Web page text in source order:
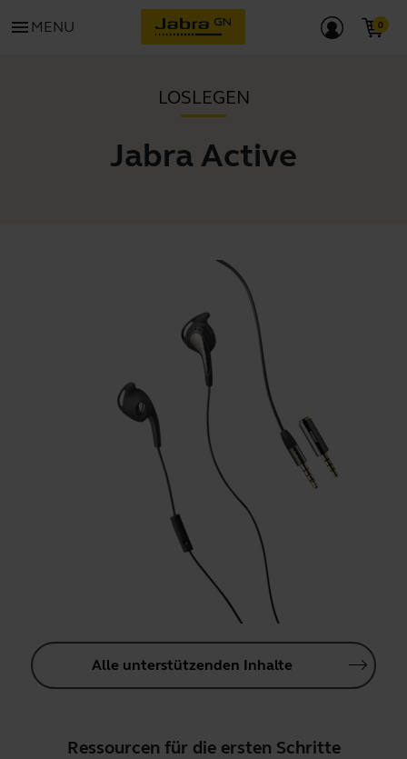
menu MENU
LOSLEGEN
Jabra Active
Alle unterstützenden Inhalte
Ressourcen für die ersten Schritte